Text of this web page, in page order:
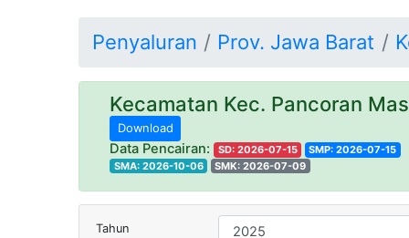
Penyaluran Prov. Jawa Barat
Kecamatan Kec. Pancoran
Download
Data Pencairan: SD: 2026-07-15
SMP: 2026-07-15
SMA: 2026-10-06
SMK: 2026-07-09
Tahun